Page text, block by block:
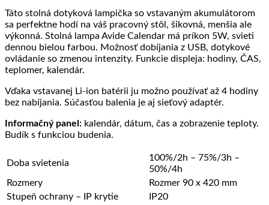
Táto stolná dotyková lampička so vstavaným akumulátorom
sa perfektne hodí na váš pracovný stôl, šikovná, menšia ale
výkonná. Stolná lampa Avide Calendar má príkon 5W, svieti
dennou bielou farbou. Možnosť dobíjania z USB, dotykové
ovládanie so zmenou intenzity. Funkcie displeja: hodiny, ČAS,
teplomer, kalendár.
Vďaka vstavanej Li-ion batérii ju možno používať až 4 hodiny
bez nabíjania. Súčasťou balenia je aj sieťový adaptér.
Informačný panel: kalendár, dátum, čas a zobrazenie teploty.
Budík s funkciou budenia.
Doba svietenia
100%/2h – 75%/3h –
50%/4h
Rozmery
Rozmer 90 x 420 mm
Stupeň ochrany – IP krytie
IP20